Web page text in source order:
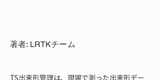
著者: LRTKチーム
TS出来形管理は、現場で測った出来形デー